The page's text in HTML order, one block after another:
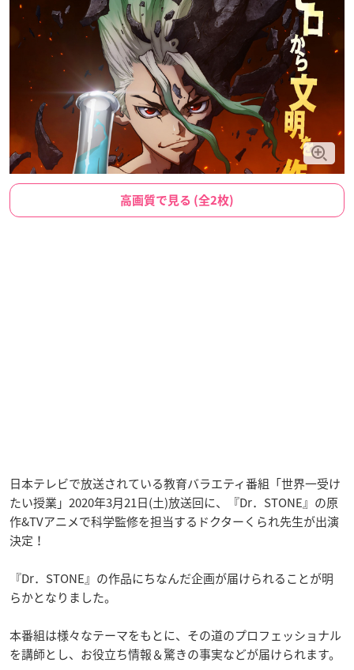
高画質で見る (全2枚)
日本テレビで放送されている教育バラエティ番組「世界一受け
たい授業」2020年3月21日(土)放送回に、『Dr．STONE』の原
作&TVアニメで科学監修を担当するドクターくられ先生が出演
決定！
『Dr．STONE』の作品にちなんだ企画が届けられることが明
らかとなりました。
本番組は様々なテーマをもとに、その道のプロフェッショナル
を講師とし、お役立ち情報＆驚きの事実などが届けられます。